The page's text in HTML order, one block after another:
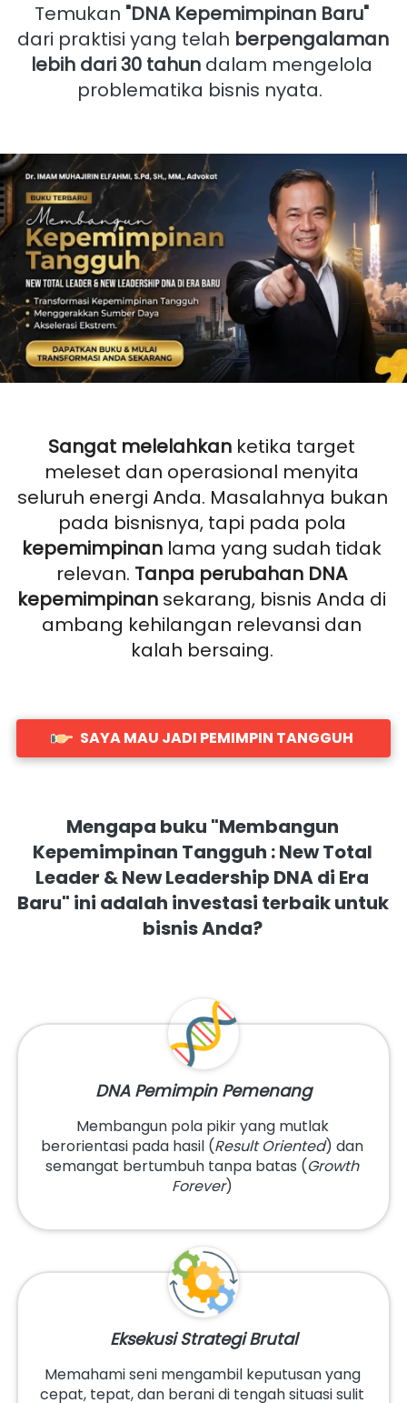
Temukan "DNA Kepemimpinan Baru"
dari praktisi yang telah berpengalaman
lebih dari 30 tahun dalam mengelola
problematika bisnis nyata.
Sangat melelahkan ketika target
meleset dan operasional menyita
seluruh energi Anda. Masalahnya bukan
kepemimpinan lama yang sudah tidak
relevan. Tanpa perubahan DNA
kepemimpinan sekarang, bisnis Anda di
ambang kehilangan relevansi dan
kalah bersaing.
` SAYA MAU JADI PEMIMPIN TANGGUH
Mengapa buku "Membangun
Kepemimpinan Tangguh : New Total
Leader & New Leadership DNA di Era
Baru" ini adalah investasi terbaik untuk
bisnis Anda?
DNA Pemimpin Pemenang
Membangun pola pikir yang mutlak
berorientasi pada hasil (Result Oriented) dan
semangat bertumbuh tanpa batas (Growth
Forever)
Eksekusi Strategi Brutal
Memahami seni mengambil keputusan yang
cepat, tepat, dan berani di tengah situasi sulit